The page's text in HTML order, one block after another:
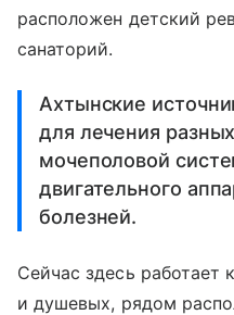
расположен детский
санаторий.
Ахтынские
для лечения
мочеполовой
двигательного
болезней.
Сейчас здесь работает
и душевых, рядом